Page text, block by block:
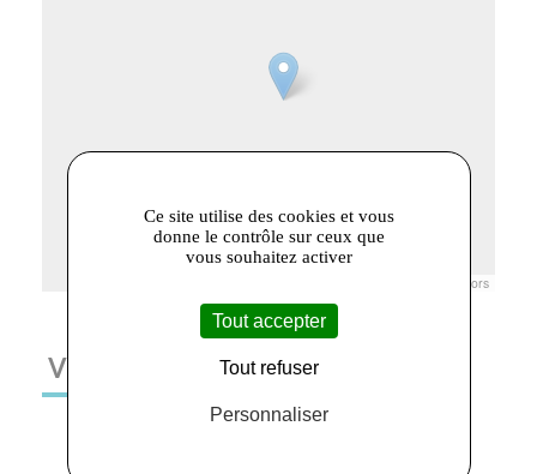
contributors
VOUS AIMEREZ AUSSI
Ce site utilise des cookies et vous
donne le contrôle sur ceux que
vous souhaitez activer
Tout accepter
Tout refuser
Personnaliser